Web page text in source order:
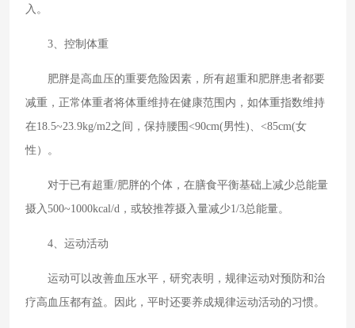
入。
3、控制体重
肥胖是高血压的重要危险因素，所有超重和肥胖患者都要
减重，正常体重者将体重维持在健康范围内，如体重指数维持
在18.5~23.9kg/m2之间，保持腰围<90cm(男性)、<85cm(女
性）。
对于已有超重/肥胖的个体，在膳食平衡基础上减少总能量
摄入500~1000kcal/d，或较推荐摄入量减少1/3总能量。
4、运动活动
运动可以改善血压水平，研究表明，规律运动对预防和治
疗高血压都有益。因此，平时还要养成规律运动活动的习惯。